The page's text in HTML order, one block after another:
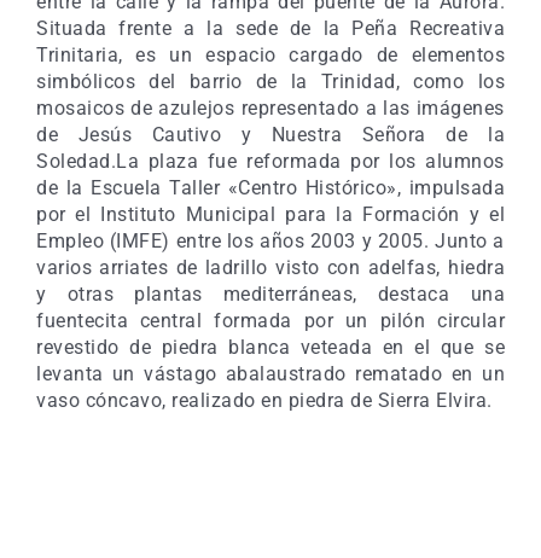
Situada frente a la sede de la Peña Recreativa
Trinitaria, es un espacio cargado de elementos
simbólicos del barrio de la Trinidad, como los
mosaicos de azulejos representado a las imágenes
de Jesús Cautivo y Nuestra Señora de la
Soledad.La plaza fue reformada por los alumnos
de la Escuela Taller «Centro Histórico», impulsada
por el Instituto Municipal para la Formación y el
Empleo (IMFE) entre los años 2003 y 2005. Junto a
varios arriates de ladrillo visto con adelfas, hiedra
y otras plantas mediterráneas, destaca una
fuentecita central formada por un pilón circular
revestido de piedra blanca veteada en el que se
levanta un vástago abalaustrado rematado en un
vaso cóncavo, realizado en piedra de Sierra Elvira.